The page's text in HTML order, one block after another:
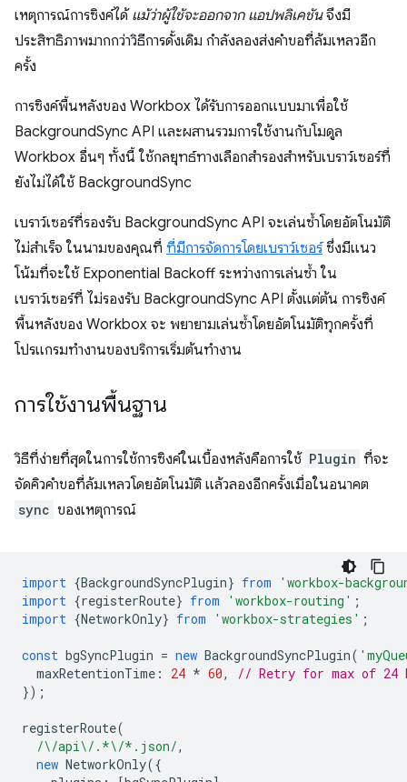
เหตุการณ์การซิงค์ได้ แม้ว่าผู้ใช้จะออกจาก แอปพลิเคชันจึงมี
ประสิทธิภาพมากกว่าวิธีการดั้งเดิม กำลังลองส่งคำขอที่ล้มเหลวอีก
ครั้ง
การซิงค์พื้นหลังของ Workbox ได้รับการออกแบบมาเพื่อใช้
BackgroundSync API และผสานรวมการใช้งานกับโมดูล
Workbox อื่นๆ ทั้งนี้ ใช้กลยุทธ์ทางเลือกสำรองสำหรับเบราว์เซอร์ที่
ยังไม่ได้ใช้ BackgroundSync
เบราว์เซอร์ที่รองรับ BackgroundSync API จะเล่นซ้ำโดยอัตโนมัติ
ไม่สำเร็จ ในนามของคุณที่ ที่มีการจัดการโดยเบราว์เซอร์ซึ่งมีแนว
โน้มที่จะใช้ Exponential Backoff ระหว่างการเล่นซ้ำ ใน
เบราว์เซอร์ที่ ไม่รองรับ BackgroundSync API ตั้งแต่ต้น การซิงค์
พื้นหลังของ Workbox จะ พยายามเล่นซ้ำโดยอัตโนมัติทุกครั้งที่
โปรแกรมทำงานของบริการเริ่มต้นทำงาน
การใช้งานพื้นฐาน
วิธีที่ง่ายที่สุดในการใช้การซิงค์ในเบื้องหลังคือการใช้ Plugin ที่จะ
จัดคิวคำขอที่ล้มเหลวโดยอัตโนมัติ แล้วลองอีกครั้งเมื่อในอนาคต
sync ของเหตุการณ์
import {BackgroundSyncPlugin} from
'workbox-
import {registerRoute} from 'workbox-routing' ;
import {NetworkOnly} from 'workbox-strategies' ;
const bgSyncPlugin = new BackgroundSyncPlugin(
maxRetentionTime : 24 * 60,
// Retry for max of 24
});
registerRoute(
/\/api\/.*\/*.json/,
new NetworkOnly({